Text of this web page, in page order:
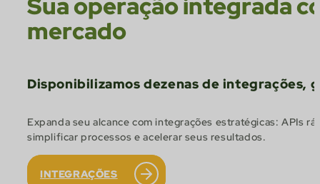
Sua operação integrada
mercado
Disponibilizamos dezenas de integrações,
Expanda seu alcance com integrações estratégicas: APIs
simplificar processos e acelerar seus resultados.
INTEGRAÇÕES